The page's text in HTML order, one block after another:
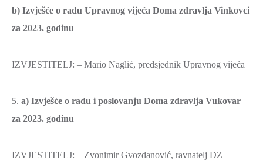
b) Izvješće o radu Upravnog vijeća Doma zdravlja Vinkovci
za 2023. godinu
IZVJESTITELJ: – Mario Naglić, predsjednik Upravnog vijeća
5. a) Izvješće o radu i poslovanju Doma zdravlja Vukovar
za 2023. godinu
IZVJESTITELJ: – Zvonimir Gvozdanović, ravnatelj DZ